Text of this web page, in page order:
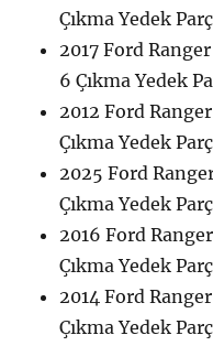
Çıkma Yedek
2017 Ford
6 Çıkma Yedek
2012 Ford
Çıkma Yedek
2025 Ford
Çıkma Yedek
2016 Ford
Çıkma Yedek
2014 Ford
Çıkma Yedek